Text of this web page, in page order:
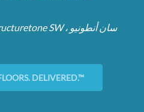
DELIVERED.™